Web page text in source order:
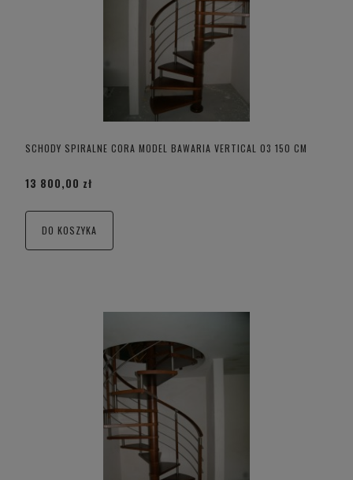
SCHODY SPIRALNE CORA MODEL BAWARIA VERTICAL 03 150 CM
13 800,00 zł
DO KOSZYKA